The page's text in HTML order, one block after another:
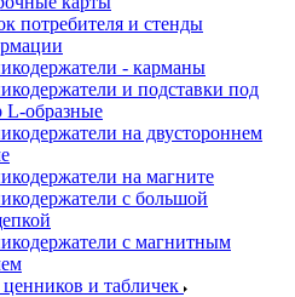
потребителя и стенды
- карманы
и подставки под
L-образные
на двустороннем
на магните
с большой
с магнитным
и табличек